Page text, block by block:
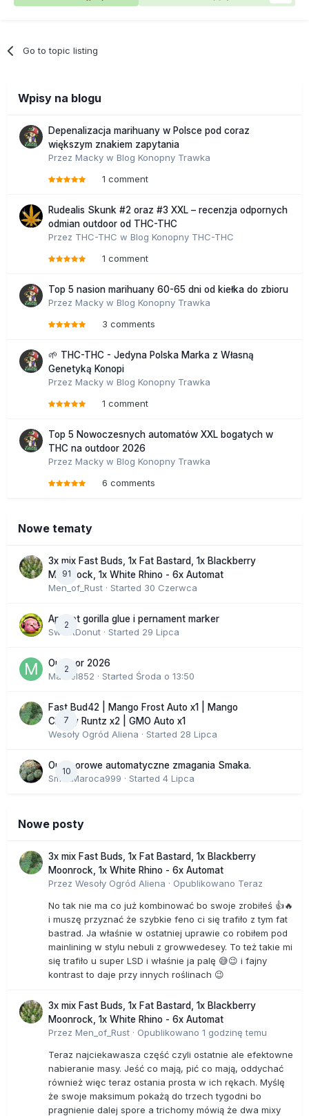
Go to topic listing
Wpisy na blogu
Depenalizacja marihuany w Polsce pod coraz
większym znakiem zapytania
Przez Macky w Blog Konopny Trawka
1 comment
Rudealis Skunk #2 oraz #3 XXL – recenzja odpornych
odmian outdoor od THC-THC
Przez THC-THC w Blog Konopny THC-THC
1 comment
Top 5 nasion marihuany 60-65 dni od kiełka do zbioru
Przez Macky w Blog Konopny Trawka
3 comments
🌱 THC-THC - Jedyna Polska Marka z Własną
Genetyką Konopi
Przez Macky w Blog Konopny Trawka
1 comment
Top 5 Nowoczesnych automatów XXL bogatych w
THC na outdoor 2026
Przez Macky w Blog Konopny Trawka
6 comments
Nowe tematy
91
3x mix Fast Buds, 1x Fat Bastard, 1x Blackberry
Moonrock, 1x White Rhino - 6x Automat
Men_of_Rust · Started 30 Czerwca
2
Apricot gorilla glue i pernament marker
SweetDonut · Started 29 Lipca
2
Outdoor 2026
Marcel852 · Started Środa o 13:50
7
Fast Bud42 | Mango Frost Auto x1 | Mango
Cherry Runtz x2 | GMO Auto x1
Wesoły Ogród Aliena · Started 28 Lipca
10
Outdoorowe automatyczne zmagania Smaka.
SmakMaroca999 · Started 4 Lipca
Nowe posty
3x mix Fast Buds, 1x Fat Bastard, 1x Blackberry
Moonrock, 1x White Rhino - 6x Automat
Przez Wesoły Ogród Aliena · Opublikowano Teraz
No tak nie ma co już kombinować bo swoje zrobiłeś 👍🔥
i muszę przyznać że szybkie feno ci się trafiło z tym fat
bastrad. Ja właśnie w ostatniej uprawie co robiłem pod
mainlining w stylu nebuli z growwedesey. To też takie mi
się trafiło u super LSD i właśnie ja palę 😅😉 i fajny
kontrast to daje przy innych roślinach 😉
3x mix Fast Buds, 1x Fat Bastard, 1x Blackberry
Moonrock, 1x White Rhino - 6x Automat
Przez Men_of_Rust · Opublikowano 1 godzinę temu
Teraz najciekawasza część czyli ostatnie ale efektowne
nabieranie masy. Jeść co mają, pić co mają, oddychać
również więc teraz ostania prosta w ich rękach. Myślę
że swoje maksimum pokażą do trzech tygodni bo
pragnienie dalej spore a trichomy mówią że dwa mixy